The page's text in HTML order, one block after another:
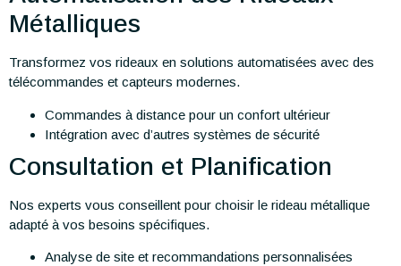
Métalliques
Transformez vos rideaux en solutions automatisées avec des
télécommandes et capteurs modernes.
Commandes à distance pour un confort ultérieur
Intégration avec d’autres systèmes de sécurité
Consultation et Planification
Nos experts vous conseillent pour choisir le rideau métallique
adapté à vos besoins spécifiques.
Analyse de site et recommandations personnalisées